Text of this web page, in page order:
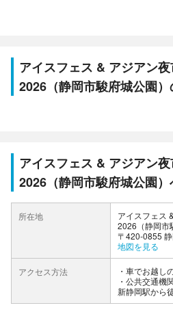
アイスフェス & アジアン
2026（静岡市駿府城公園）
アイスフェス & アジアン
2026（静岡市駿府城公園
所在地
アイスフェス
2026（静岡市
〒420-0855
地図を見る
アクセス方法
車でお越し
公共交通機
新静岡駅から